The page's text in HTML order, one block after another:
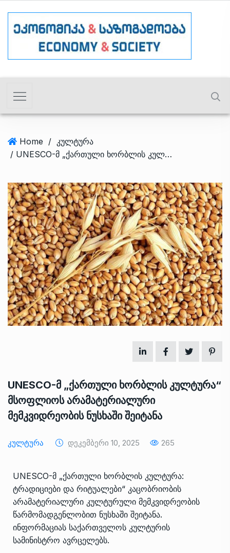
Home / კულტურა
/ UNESCO-მ „ქართული ხორბლის კულტურა“ მსოფლიოს არამატერიალური მემკვიდრეობის ნუსხაში შეიტანა
UNESCO-მ „ქართული ხორბლის კულტურა“
მსოფლიოს არამატერიალური
მემკვიდრეობის ნუსხაში შეიტანა
Კულტურა Დეკემბერი 10, 2025 265
UNESCO-მ „ქართული ხორბლის კულტურა:
ტრადიციები და რიტუალები“ კაცობრიობის
არამატერიალური კულტურული მემკვიდრეობის
წარმომადგენლობით ნუსხაში შეიტანა.
ინფორმაციას საქართველოს კულტურის
სამინისტრო ავრცელებს.